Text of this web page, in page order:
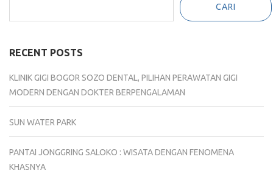
CARI
RECENT POSTS
KLINIK GIGI BOGOR SOZO DENTAL, PILIHAN PERAWATAN GIGI
MODERN DENGAN DOKTER BERPENGALAMAN
SUN WATER PARK
PANTAI JONGGRING SALOKO : WISATA DENGAN FENOMENA
KHASNYA